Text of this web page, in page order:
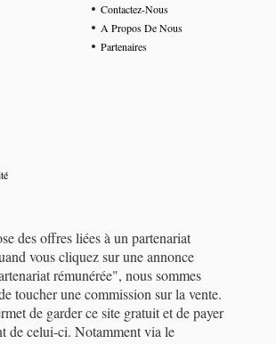
Contactez-Nous
A Propos De Nous
Partenaires
des offres liées à un partenariat
vous cliquez sur une annonce
rémunérée", nous sommes
toucher une commission sur la vente.
de garder ce site gratuit et de payer
de celui-ci. Notamment via le